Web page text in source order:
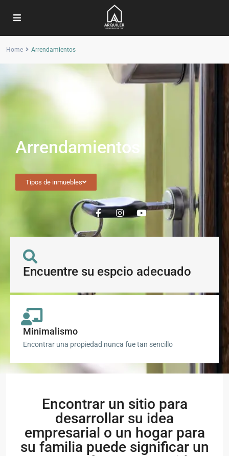
Home Arrendamientos
Arrendamientos
Tipos de inmuebles
Encuentre su espcio adecuado
Minimalismo
Encontrar una propiedad nunca fue tan sencillo
Encontrar un sitio para
desarrollar su idea
empresarial o un hogar para
su familia puede significar un